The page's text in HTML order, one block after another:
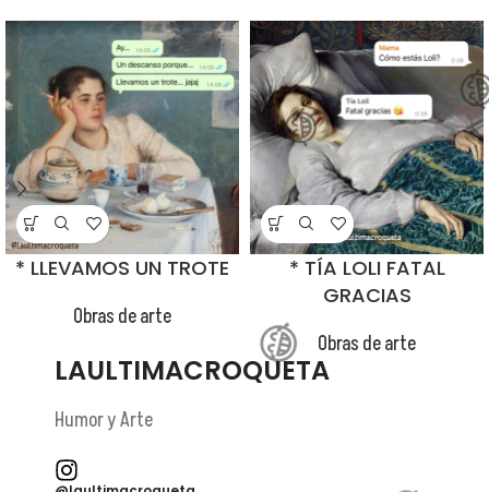
* LLEVAMOS UN TROTE
Obras de arte
* TÍA LOLI FATAL
GRACIAS
Obras de arte
LAULTIMACROQUETA
Humor y Arte